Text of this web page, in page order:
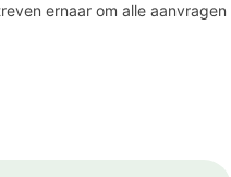
ernaar om alle aanvragen